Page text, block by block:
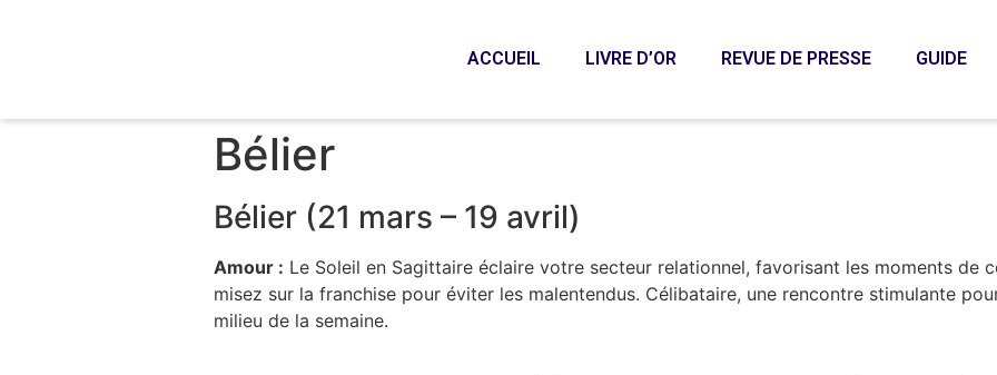
ACCUEIL LIVRE D’OR REVUE DE PRESSE GUIDE
Bélier
Bélier (21 mars – 19 avril)
Amour : Le Soleil en Sagittaire éclaire votre secteur relationnel, favorisant les moments de
misez sur la franchise pour éviter les malentendus. Célibataire, une rencontre stimulante
milieu de la semaine.